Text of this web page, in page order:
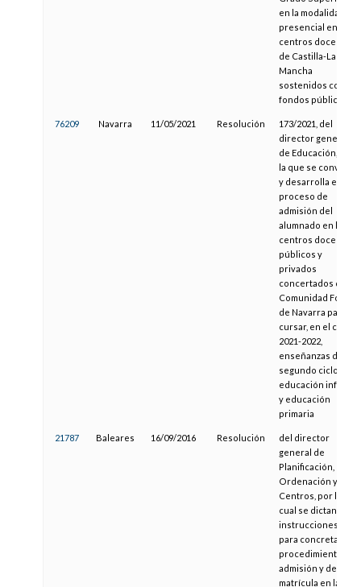
en la modalidad
presencial en
centros docentes
de Castilla-La
Mancha
sostenidos con
fondos públicos
76209 Navarra 11/05/2021 Resolución
173/2021, del
director general
de Educación, por
la que se convoca
y desarrolla el
proceso de
admisión del
alumnado en los
centros docentes
públicos y
privados
concertados de la
Comunidad Foral
de Navarra para
cursar, en el curso
2021-2022,
enseñanzas de
segundo ciclo de
educación infantil
y educación
primaria
21787 Baleares 16/09/2016 Resolución
del director
general de
Planificación,
Ordenación y
Centros, por la
cual se dictan
instrucciones
para concretar el
procedimiento de
admisión y de
matrícula en las